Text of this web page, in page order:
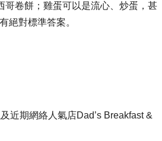
卷餅；雞蛋可以是流心、炒蛋，甚
絕對標準答案。
近期網絡人氣店Dad’s Breakfast &